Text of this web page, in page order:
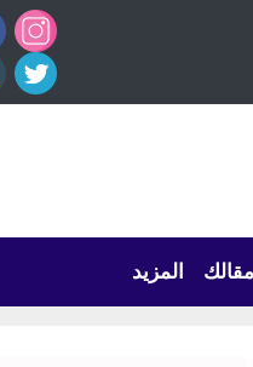
المزيد